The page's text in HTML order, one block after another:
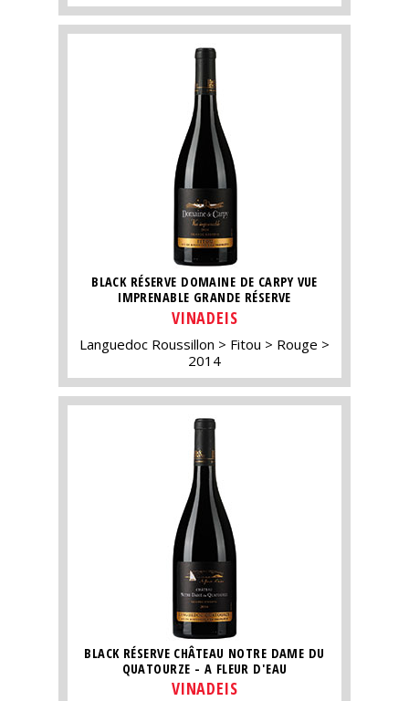
BLACK RÉSERVE DOMAINE DE CARPY VUE
IMPRENABLE GRANDE RÉSERVE
VINADEIS
Languedoc Roussillon Fitou
Rouge
2014
BLACK RÉSERVE CHÂTEAU NOTRE DAME DU
QUATOURZE - A FLEUR D'EAU
VINADEIS